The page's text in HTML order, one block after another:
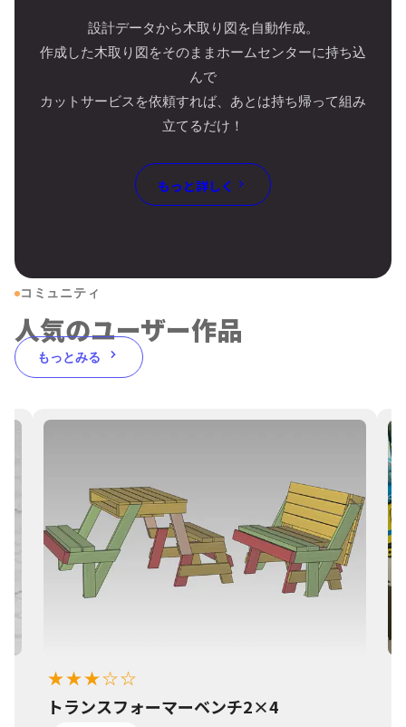
設計データから木取り図を自動作成。
作成した木取り図をそのままホームセンターに持ち込
んで
カットサービスを依頼すれば、あとは持ち帰って組み
立てるだけ！
もっと詳しく
コミュニティ
人気のユーザー作品
もっとみる
★★★☆☆
トランスフォーマーベンチ2×4